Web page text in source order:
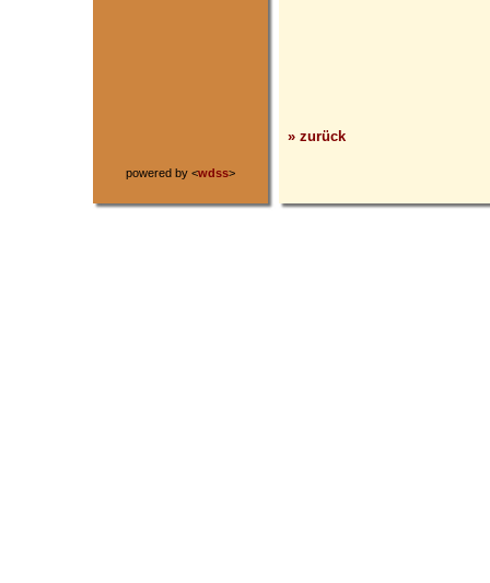
powered by <wdss>
» zurück